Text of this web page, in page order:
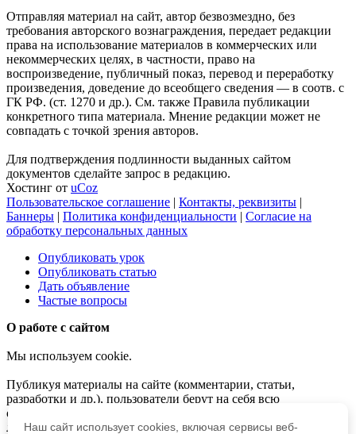
Отправляя материал на сайт, автор безвозмездно, без
требования авторского вознаграждения, передает редакции
права на использование материалов в коммерческих или
некоммерческих целях, в частности, право на
воспроизведение, публичный показ, перевод и переработку
произведения, доведение до всеобщего сведения — в соотв. с
ГК РФ. (ст. 1270 и др.). См. также Правила публикации
конкретного типа материала. Мнение редакции может не
совпадать с точкой зрения авторов.
Для подтверждения подлинности выданных сайтом
документов сделайте запрос в редакцию.
Хостинг от uCoz
Пользовательское соглашение | Контакты, реквизиты |
Баннеры | Политика конфиденциальности | Согласие на
обработку персональных данных
Опубликовать урок
Опубликовать статью
Дать объявление
Частые вопросы
О работе с сайтом
Мы используем cookie.
Публикуя материалы на сайте (комментарии, статьи,
разработки и др.), пользователи берут на себя всю
ответственность за содержание материалов и разрешение
любых спорных вопросов с третьми лицами.
Наш сайт использует cookies, включая сервисы веб-